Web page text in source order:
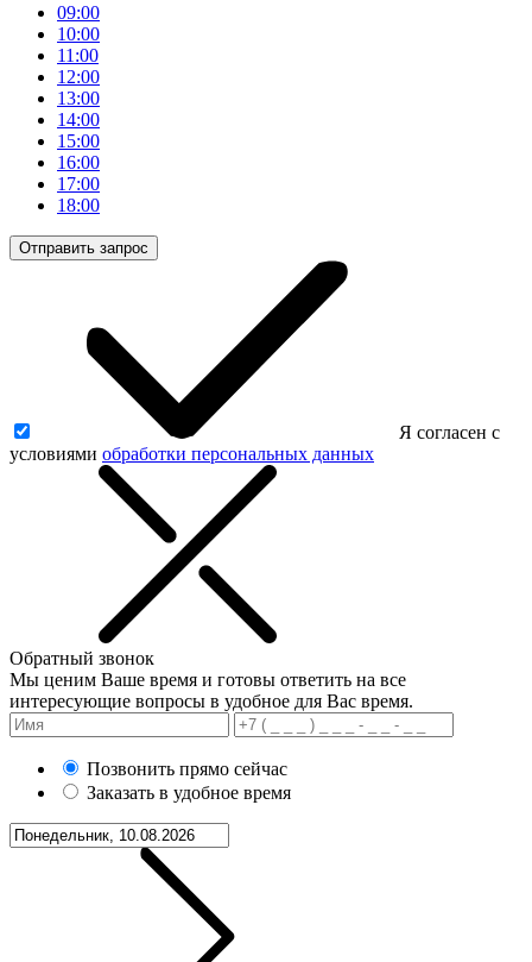
09:00
10:00
11:00
12:00
13:00
14:00
15:00
16:00
17:00
18:00
Отправить запрос
Я согласен с
условиями обработки персональных данных
Обратный звонок
Мы ценим Ваше время и готовы ответить на все
интересующие вопросы в удобное для Вас время.
Позвонить прямо сейчас
Заказать в удобное время